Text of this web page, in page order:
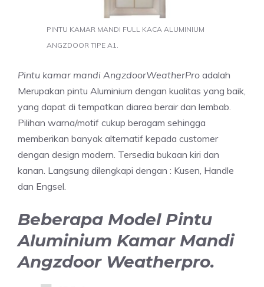
PINTU KAMAR MANDI FULL KACA ALUMINIUM
ANGZDOOR TIPE A1.
Pintu kamar mandi AngzdoorWeatherPro adalah
Merupakan pintu Aluminium dengan kualitas yang baik,
yang dapat di tempatkan diarea berair dan lembab.
Pilihan warna/motif cukup beragam sehingga
memberikan banyak alternatif kepada customer
dengan design modern. Tersedia bukaan kiri dan
kanan. Langsung dilengkapi dengan : Kusen, Handle
dan Engsel.
Beberapa Model Pintu
Aluminium Kamar Mandi
Angzdoor Weatherpro.